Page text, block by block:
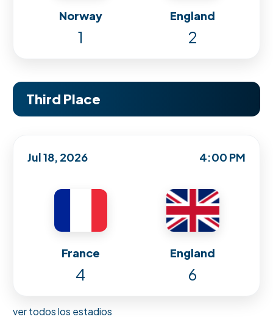
Norway England
1 2
Third Place
Jul 18, 2026 4:00 PM
France England
4 6
ver todos los estadios